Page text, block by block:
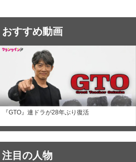
おすすめ動画
『GTO』連ドラが28年ぶり復活
注目の人物